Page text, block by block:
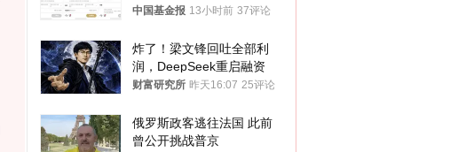
中国基金报 13小时前 37评论
炸了！梁文锋回吐全部利
润，DeepSeek重启融资
财富研究所 昨天16:07 25评论
俄罗斯政客逃往法国 此前
曾公开挑战普京